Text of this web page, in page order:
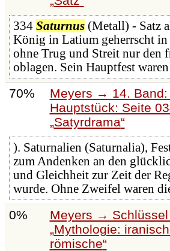
334 Saturnus(Metall) - Satz
König in Latium geherrscht
ohne Trug und Streit nur den
oblagen. Sein Hauptfest waren
70%
Meyers → 14.
Hauptstück: Seite
Satyrdrama
). Saturnalien (Saturnalia),
zum Andenken an den
und Gleichheit zur Zeit der
wurde. Ohne Zweifel waren
0%
Meyers →
Mythologie:
römische